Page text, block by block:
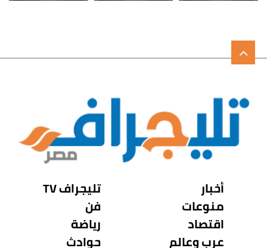
أخبار
منوعات
اقتصاد
عرب وعالم
تليجراف TV
فن
رياضة
حوادث